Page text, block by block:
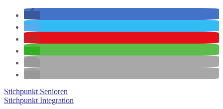
Stichpunkt Senioren
Stichpunkt Integration